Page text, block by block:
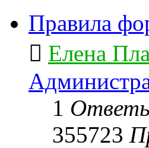
Правила
Елена
1
355723